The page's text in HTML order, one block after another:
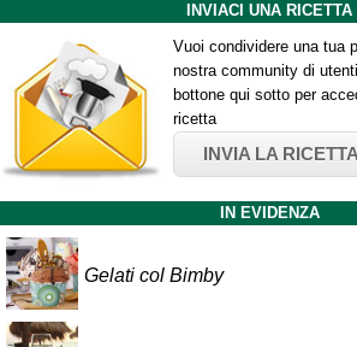
INVIACI UNA RICETTA
Vuoi condividere una tua
nostra community di
bottone qui sotto per
ricetta
INVIA LA
IN EVIDENZA
Gelati col Bimby